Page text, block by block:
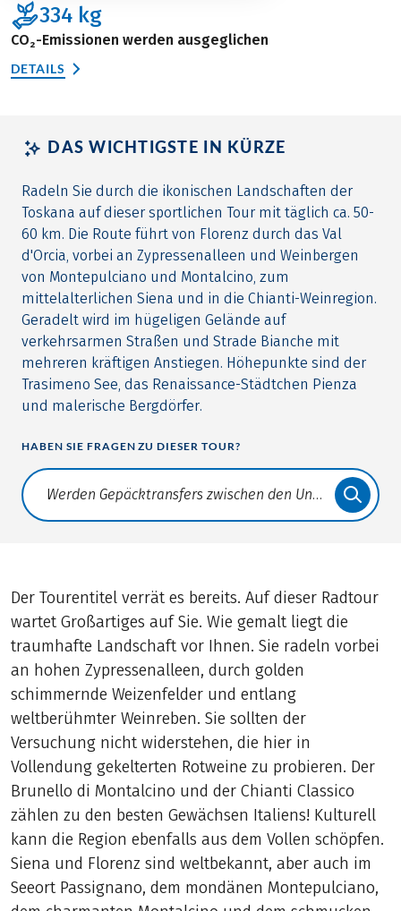
334 kg
CO₂-Emissionen werden ausgeglichen
DETAILS
DAS WICHTIGSTE IN KÜRZE
Radeln Sie durch die ikonischen Landschaften der
Toskana auf dieser sportlichen Tour mit täglich ca. 50-
60 km. Die Route führt von Florenz durch das Val
d'Orcia, vorbei an Zypressenalleen und Weinbergen
von Montepulciano und Montalcino, zum
mittelalterlichen Siena und in die Chianti-Weinregion.
Geradelt wird im hügeligen Gelände auf
verkehrsarmen Straßen und Strade Bianche mit
mehreren kräftigen Anstiegen. Höhepunkte sind der
Trasimeno See, das Renaissance-Städtchen Pienza
und malerische Bergdörfer.
HABEN SIE FRAGEN ZU DIESER TOUR?
Translate: a11y.faq.search
Der Tourentitel verrät es bereits. Auf dieser Radtour
wartet Großartiges auf Sie. Wie gemalt liegt die
traumhafte Landschaft vor Ihnen. Sie radeln vorbei
an hohen Zypressenalleen, durch golden
schimmernde Weizenfelder und entlang
weltberühmter Weinreben. Sie sollten der
Versuchung nicht widerstehen, die hier in
Vollendung gekelterten Rotweine zu probieren. Der
Brunello di Montalcino und der Chianti Classico
zählen zu den besten Gewächsen Italiens! Kulturell
kann die Region ebenfalls aus dem Vollen schöpfen.
Siena und Florenz sind weltbekannt, aber auch im
Seeort Passignano, dem mondänen Montepulciano,